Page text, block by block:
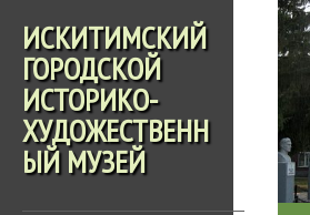
ИСКИТИМСКИЙ
ГОРОДСКОЙ
ИСТОРИКО-
ХУДОЖЕСТВЕНН
ЫЙ МУЗЕЙ